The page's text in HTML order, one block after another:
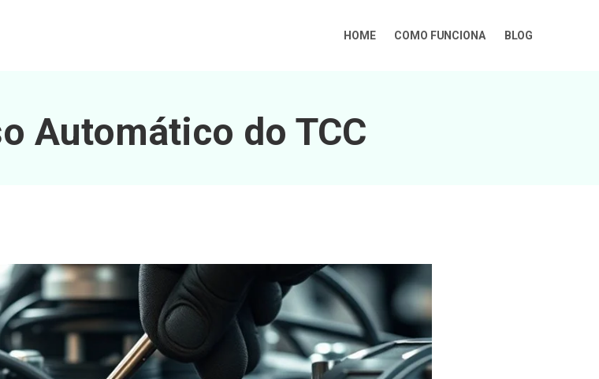
HOME COMO FUNCIONA BLOG
Automático do TCC